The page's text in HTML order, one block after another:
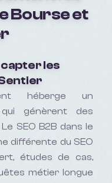
Bourse et
capter les
héberge un
génèrent des
SEO B2B dans le
différente du SEO
études de cas,
métier longue